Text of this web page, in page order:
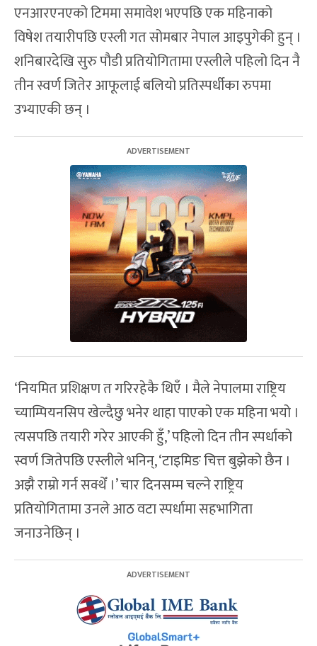
एनआरएनएको टिममा समावेश भएपछि एक महिनाको
विषेश तयारीपछि एस्ली गत सोमबार नेपाल आइपुगेकी हुन् ।
शनिबारदेखि सुरु पौडी प्रतियोगितामा एस्लीले पहिलो दिन नै
तीन स्वर्ण जितेर आफूलाई बलियो प्रतिस्पर्धीका रुपमा
उभ्याएकी छन् ।
‘नियमित प्रशिक्षण त गरिरहेकै थिएँ । मैले नेपालमा राष्ट्रिय
च्याम्पियनसिप खेल्दैछु भनेर थाहा पाएको एक महिना भयो ।
त्यसपछि तयारी गरेर आएकी हुँ,’ पहिलो दिन तीन स्पर्धाको
स्वर्ण जितेपछि एस्लीले भनिन्, ‘टाइमिङ चित्त बुझेको छैन ।
अझै राम्रो गर्न सक्थेँ ।’ चार दिनसम्म चल्ने राष्ट्रिय
प्रतियोगितामा उनले आठ वटा स्पर्धामा सहभागिता
जनाउनेछिन् ।